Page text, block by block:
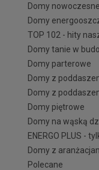
Domy nowoczesne
Domy
TOP 102 - hity
Domy tanie w
Domy parterowe
Domy z
Domy z
Domy piętrowe
Domy na wąską
ENERGO PLUS -
Domy z
Polecane